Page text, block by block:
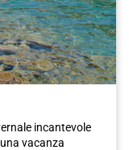
incantevole
vacanza